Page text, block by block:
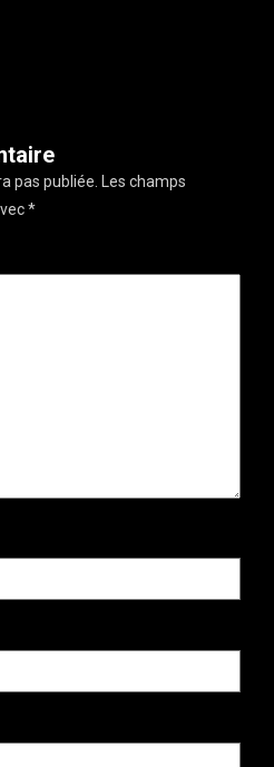
pas publiée. Les champs
*